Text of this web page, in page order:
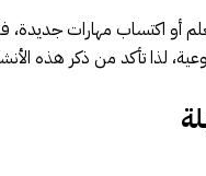
أو اكتساب مهارات جديدة،
لذا تأكد من ذكر هذه